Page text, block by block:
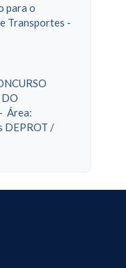
para o
Transportes -
DO
Área:
DEPROT /